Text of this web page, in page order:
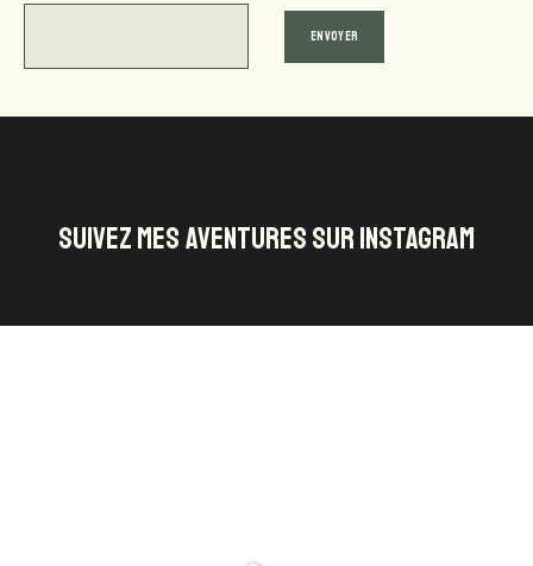
SUIVEZ MES AVENTURES SUR INSTAGRAM